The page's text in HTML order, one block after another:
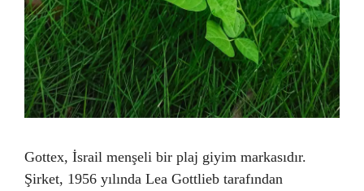
Gottex, İsrail menşeli bir plaj giyim markasıdır.
Şirket, 1956 yılında Lea Gottlieb tarafından